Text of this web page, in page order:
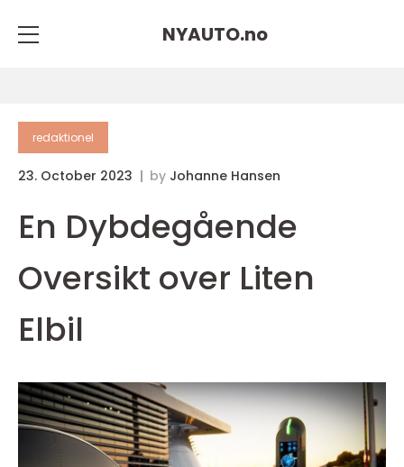
NYAUTO.no
redaktionel
23. October 2023 by Johanne Hansen
En Dybdegående
Oversikt over Liten
Elbil